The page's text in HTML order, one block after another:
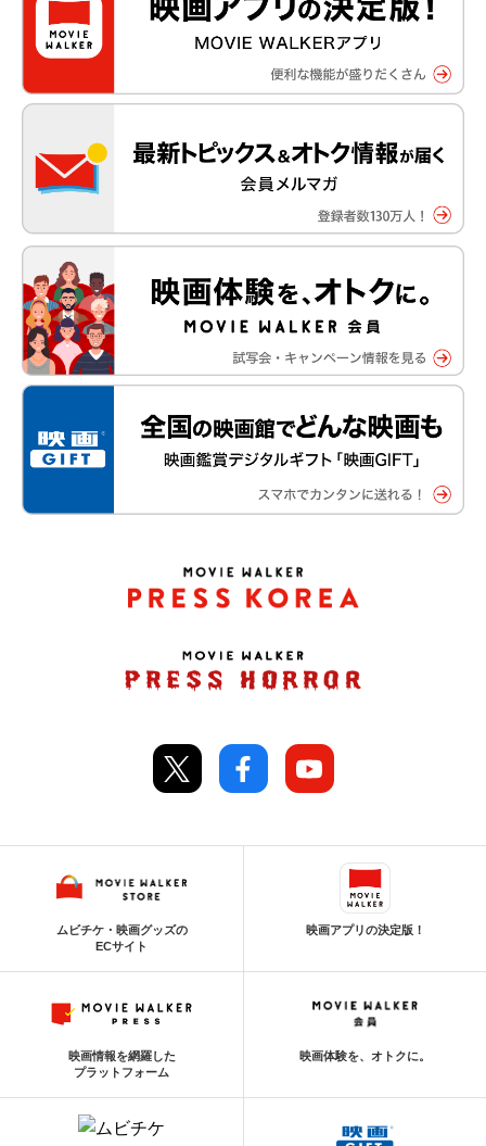
ムビチケ・映画グッズの
ECサイト
映画アプリの決定版！
映画情報を網羅した
プラットフォーム
映画体験を、オトクに。